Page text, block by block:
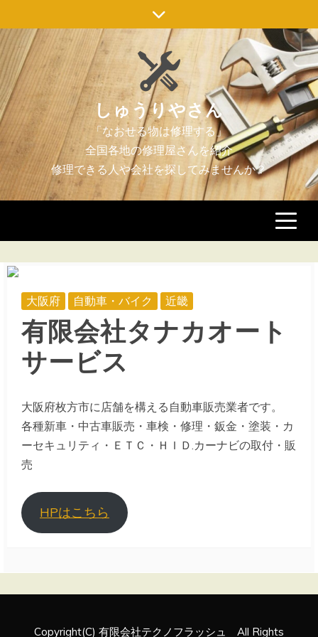
to
content
しゅうりやさん
大阪府 自動車・バイク 近畿
有限会社タナカオート
サービス
大阪府枚方市に店舗を構える自動車販売業者です。
各種新車・中古車販売・車検・修理・鈑金・塗装・カ
ーセキュリティ・ＥＴＣ・ＨＩＤ.カーナビの取付・販
売
HPはこちら
Copyright(C) 有限会社テクノフラッシュ All Rights